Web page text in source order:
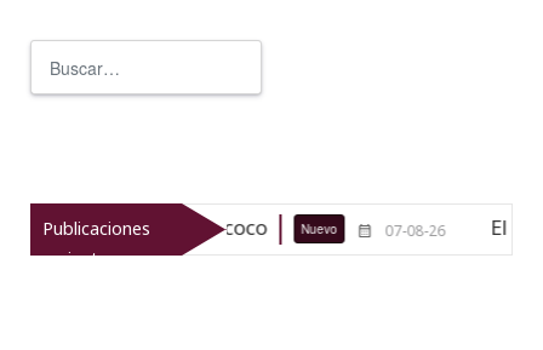
Publicaciones
recientes
de Texcoco Nuevo 07-08-26 El viaje del